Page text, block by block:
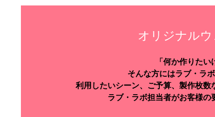
オリジナル
「何か作りた
そんな方にはラブ・ラ
利用したいシーン、ご予算、製作枚数
ラブ・ラボ担当者がお客様の